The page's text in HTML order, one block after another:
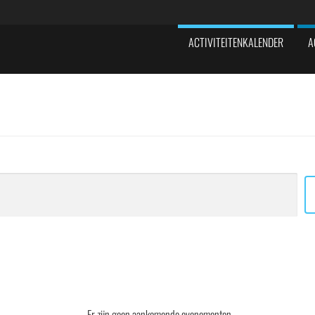
ACTIVITEITENKALENDER